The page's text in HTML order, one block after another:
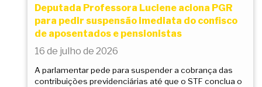
Deputada Professora Luciene aciona PGR
para pedir suspensão imediata do confisco
de aposentados e pensionistas
16 de julho de 2026
A parlamentar pede para suspender a cobrança das
contribuições previdenciárias até que o STF conclua o